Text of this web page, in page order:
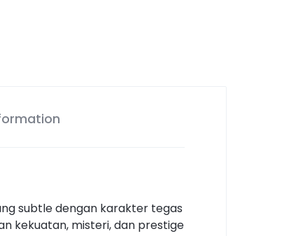
subtle dengan karakter tegas
kekuatan, misteri, dan prestige